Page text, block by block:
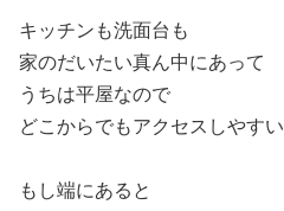
キッチンも洗面台も
家のだいたい真ん中にあって
うちは平屋なので
どこからでもアクセスしやすい
もし端にあると